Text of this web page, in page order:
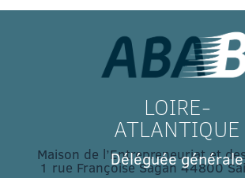
LOIRE-
ATLANTIQUE
Maison de l’Entrepreneuriat et
1 rue Françoise Sagan 44800
Déléguée générale